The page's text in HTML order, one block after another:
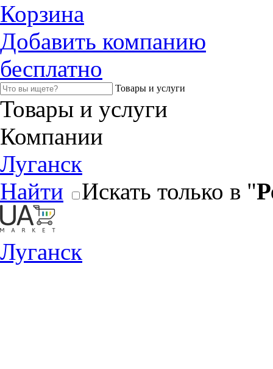
Корзина
Добавить компанию
бесплатно
Товары и услуги
Товары и услуги
Компании
Луганск
Найти
Искать только в "
Луганск